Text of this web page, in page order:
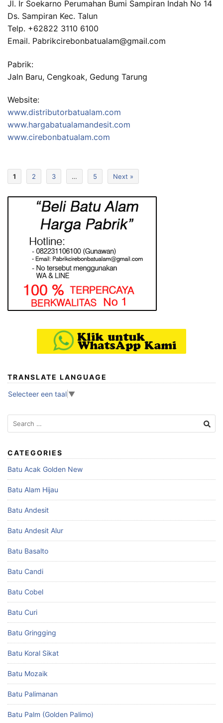
Jl. Ir Soekarno Perumahan Bumi Sampiran Indah No 14
Ds. Sampiran Kec. Talun
Telp. +62822 3110 6100
Email. Pabrikcirebonbatualam@gmail.com
Pabrik:
Jaln Baru, Cengkoak, Gedung Tarung
Website:
www.distributorbatualam.com
www.hargabatualamandesit.com
www.cirebonbatualam.com
1 2 3 … 5 Next »
TRANSLATE LANGUAGE
Selecteer een taal ▼
Search
for:
CATEGORIES
Batu Acak Golden New
Batu Alam Hijau
Batu Andesit
Batu Andesit Alur
Batu Basalto
Batu Candi
Batu Cobel
Batu Curi
Batu Gringging
Batu Koral Sikat
Batu Mozaik
Batu Palimanan
Batu Palm (Golden Palimo)